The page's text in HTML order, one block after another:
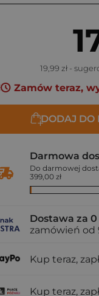
19,99 zł -
Zamów teraz,
DODAJ DO
Darmowa
Do darmowej
399,00 zł
Dostawa za 0
zamówień od
Kup teraz,
Kup teraz,